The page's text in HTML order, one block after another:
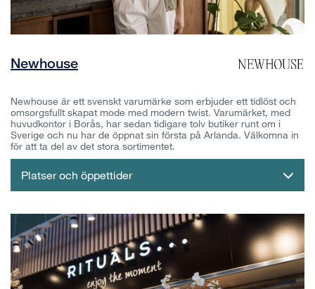
Newhouse
Newhouse är ett svenskt varumärke som erbjuder ett tidlöst och
omsorgsfullt skapat mode med modern twist. Varumärket, med
huvudkontor i Borås, har sedan tidigare tolv butiker runt om i
Sverige och nu har de öppnat sin första på Arlanda. Välkomna in
för att ta del av det stora sortimentet.
Platser och öppettider